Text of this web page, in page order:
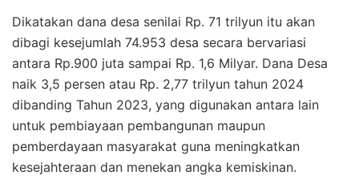
Dikatakan dana desa senilai Rp. 71 trilyun itu akan
dibagi kesejumlah 74.953 desa secara bervariasi
antara Rp.900 juta sampai Rp. 1,6 Milyar. Dana Desa
naik 3,5 persen atau Rp. 2,77 trilyun tahun 2024
dibanding Tahun 2023, yang digunakan antara lain
untuk pembiayaan pembangunan maupun
pemberdayaan masyarakat guna meningkatkan
kesejahteraan dan menekan angka kemiskinan.